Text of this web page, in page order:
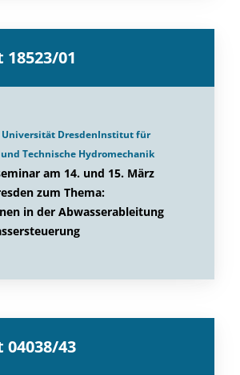
01
Universität DresdenInstitut für
Technische Hydromechanik
am 14. und 15. März
zum Thema:
in der Abwasserableitung
43